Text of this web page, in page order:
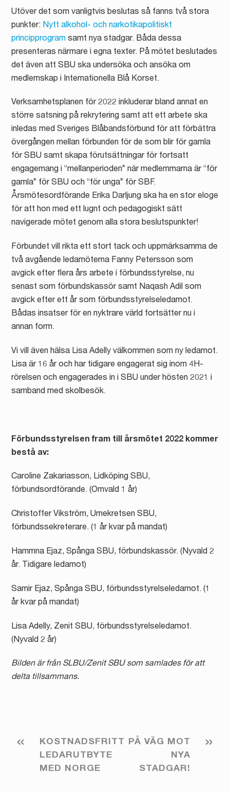
Utöver det som vanligtvis beslutas så fanns två stora
punkter: Nytt alkohol- och narkotikapolitiskt
principprogram samt nya stadgar. Båda dessa
presenteras närmare i egna texter. På mötet beslutades
det även att SBU ska undersöka och ansöka om
medlemskap i Internationella Blå Korset.
Verksamhetsplanen för 2022 inkluderar bland annat en
större satsning på rekrytering samt att ett arbete ska
inledas med Sveriges Blåbandsförbund för att förbättra
övergången mellan förbunden för de som blir för gamla
för SBU samt skapa förutsättningar för fortsatt
engagemang i “mellanperioden” när medlemmarna är “för
gamla” för SBU och “för unga” för SBF.
Årsmötesordförande Erika Darljung ska ha en stor eloge
för att hon med ett lugnt och pedagogiskt sätt
navigerade mötet genom alla stora beslutspunkter!
Förbundet vill rikta ett stort tack och uppmärksamma de
två avgående ledamöterna Fanny Petersson som
avgick efter flera års arbete i förbundsstyrelse, nu
senast som förbundskassör samt Naqash Adil som
avgick efter ett år som förbundsstyrelseledamot.
Bådas insatser för en nyktrare värld fortsätter nu i
annan form.
Vi vill även hälsa Lisa Adelly välkommen som ny ledamot.
Lisa är 16 år och har tidigare engagerat sig inom 4H-
rörelsen och engagerades in i SBU under hösten 2021 i
samband med skolbesök.
Förbundsstyrelsen fram till årsmötet 2022 kommer
bestå av:
Caroline Zakariasson, Lidköping SBU,
förbundsordförande. (Omvald 1 år)
Christoffer Vikström, Umekretsen SBU,
förbundssekreterare. (1 år kvar på mandat)
Hammna Ejaz, Spånga SBU, förbundskassör. (Nyvald 2
år. Tidigare ledamot)
Samir Ejaz, Spånga SBU, förbundsstyrelseledamot. (1
år kvar på mandat)
Lisa Adelly, Zenit SBU, förbundsstyrelseledamot.
(Nyvald 2 år)
Bilden är från SLBU/Zenit SBU som samlades för att
delta tillsammans.
«
KOSTNADSFRITT
LEDARUTBYTE
MED NORGE
»
PÅ VÄG MOT
NYA
STADGAR!